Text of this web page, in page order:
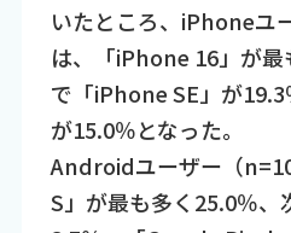
いたところ、iPhoneユ
は、「iPhone 16」が
で「iPhone SE」が19.3
が15.0％となった。
Androidユーザー（
S」が最も多く25.0％